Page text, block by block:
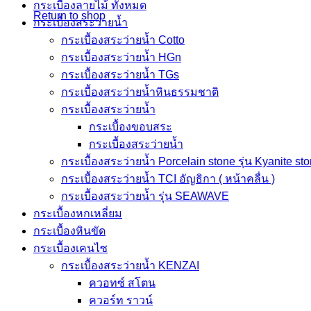
Return to shop
กระเบื้องลายไม้ ทั้งหมด
กระเบื้องสระว่ายน้ำ
กระเบื้องสระว่ายน้ำ Cotto
กระเบื้องสระว่ายน้ำ HGn
กระเบื้องสระว่ายน้ำ TGs
กระเบื้องสระว่ายน้ำหินธรรมชาติ
กระเบื้องสระว่ายนํ้า
กระเบื้องขอบสระ
กระเบื้องสระว่ายนํ้า
กระเบื้องสระว่ายนํ้า Porcelain stone รุ่น Kyanite
กระเบื้องสระว่ายนํ้า TCI อัญธิกา ( หน้าคลื่น )
กระเบื้องสระว่ายนํ้า รุ่น SEAWAVE
กระเบื้องหกเหลี่ยม
กระเบื้องหินขัด
กระเบื้องเคนไซ
กระเบื้องสระว่ายน้ำ KENZAI
ควอทซ์ สโตน
ควอร์ท ราวน์